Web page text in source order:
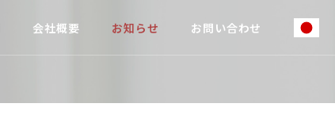
会社概要 お知らせ お問い合わせ